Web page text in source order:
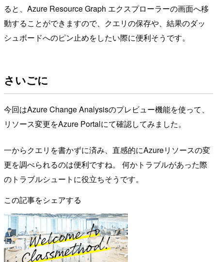
ると、Azure Resource Graph エクスプローラーの画面へ移
動することができますので、クエリの保存や、結果のダッ
シュボードへのピン止めをしたい際に便利そうです。
さいごに
今回はAzure Change Analysisのプレビュー機能を使って、
リソース変更をAzure Portalにて確認してみました。
一からクエリを書かずに済み、直感的にAzureリソースの変
更を調べられるのは便利ですね。 何かトラブルがあった際
のトラブルシュートに役立ちそうです。
この記事をシェアする